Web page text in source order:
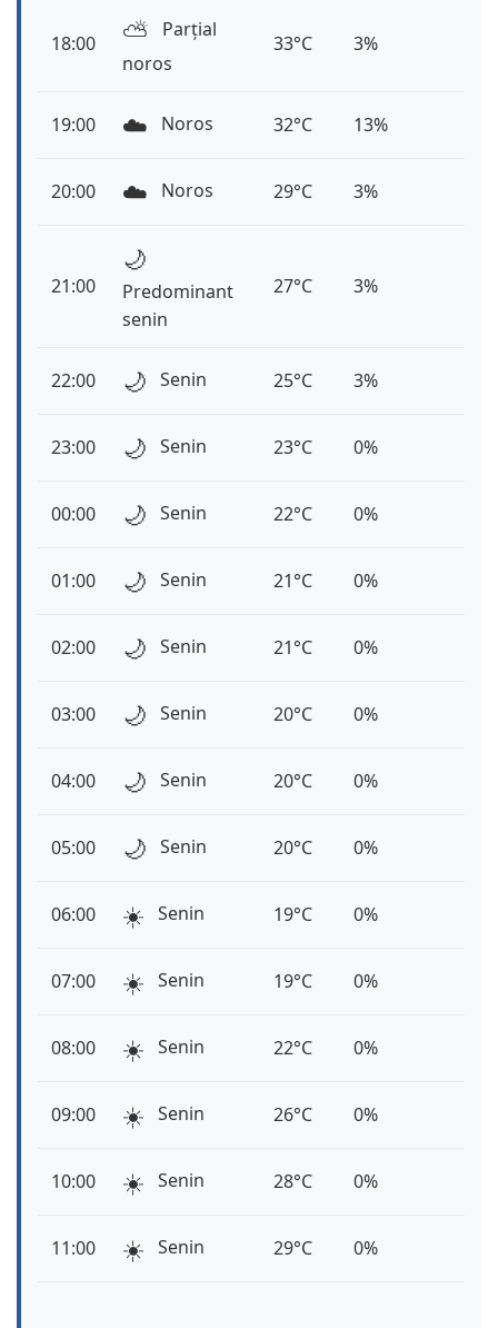
18:00 ⛅️
Parțial
noros
33°C 3%
19:00 ☁️ Noros 32°C 13%
20:00 ☁️ Noros 29°C 3%
21:00
🌙
Predominant
senin
27°C 3%
22:00 🌙 Senin 25°C 3%
23:00 🌙 Senin 23°C 0%
00:00 🌙 Senin 22°C 0%
01:00 🌙 Senin 21°C 0%
02:00 🌙 Senin 21°C 0%
03:00 🌙 Senin 20°C 0%
04:00 🌙 Senin 20°C 0%
05:00 🌙 Senin 20°C 0%
06:00 ☀️ Senin 19°C 0%
07:00 ☀️ Senin 19°C 0%
08:00 ☀️ Senin 22°C 0%
09:00 ☀️ Senin 26°C 0%
10:00 ☀️ Senin 28°C 0%
11:00 ☀️ Senin 29°C 0%